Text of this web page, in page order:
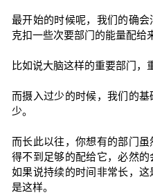
最开始的时候呢，我们的确
克扣一些次要部门的能量配给
比如说大脑这样的重要部门，
而摄入过少的时候，我们的
少。
而长此以往，你想有的部门
得不到足够的配给它，必然的
如果说持续的时间非常长，
是这样。